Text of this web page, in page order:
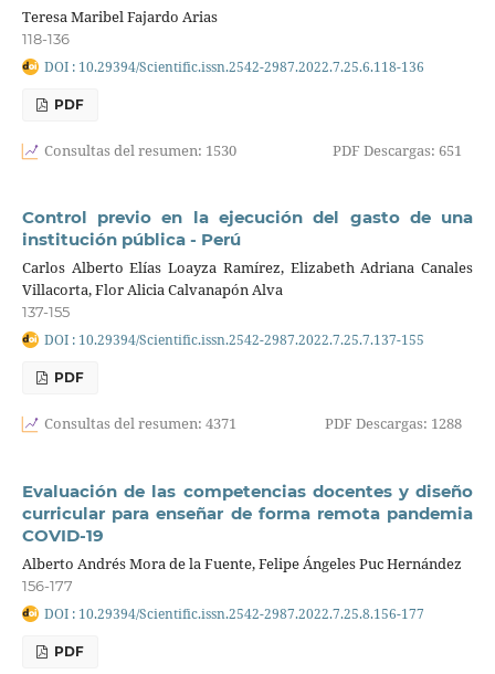
Teresa Maribel Fajardo Arias
118-136
DOI : 10.29394/Scientific.issn.2542-2987.2022.7.25.6.118-136
PDF
Consultas del resumen: 1530 PDF Descargas: 651
Control previo en la ejecución del gasto de una
institución pública - Perú
Carlos Alberto Elías Loayza Ramírez, Elizabeth Adriana Canales
Villacorta, Flor Alicia Calvanapón Alva
137-155
DOI : 10.29394/Scientific.issn.2542-2987.2022.7.25.7.137-155
PDF
Consultas del resumen: 4371 PDF Descargas: 1288
Evaluación de las competencias docentes y diseño
curricular para enseñar de forma remota pandemia
COVID-19
Alberto Andrés Mora de la Fuente, Felipe Ángeles Puc Hernández
156-177
DOI : 10.29394/Scientific.issn.2542-2987.2022.7.25.8.156-177
PDF